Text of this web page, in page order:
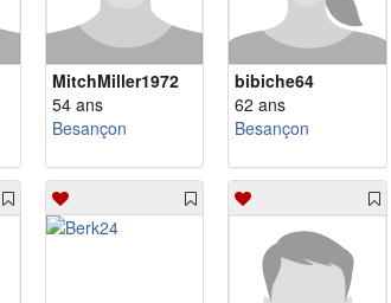
MitchMiller1972
54 ans
Besançon
bibiche64
62 ans
Besançon